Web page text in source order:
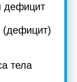
дефицит
тела